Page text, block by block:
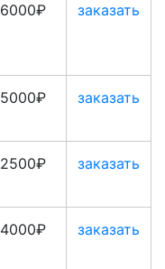
6000₽ заказать
5000₽ заказать
2500₽ заказать
4000₽ заказать